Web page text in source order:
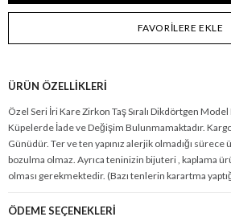
FAVORILERE EKLE
ÜRÜN ÖZELLIKLERI
Özel Seri İri Kare Zirkon Taş Sıralı Dikdörtgen Model
Küpelerde İade ve Değişim Bulunmamaktadır.
Günüdür. Ter ve ten yapınız alerjik olmadığı
bozulma olmaz. Ayrıca teninizin bijuteri , kaplama
olması gerekmektedir. (Bazı tenlerin karartma
ÖDEME SEÇENEKLERI